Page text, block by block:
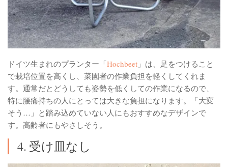
ドイツ生まれのプランター「Hochbeet 」は、足をつけること
で栽培位置を高くし、菜園者の作業負担を軽くしてくれま
す。通常だとどうしても姿勢を低くしての作業になるので、
特に腰痛持ちの人にとっては大きな負担になります。「大変
そう…」と踏み込めていない人にもおすすめなデザインで
す。高齢者にもやさしそう。
4. 受け皿なし